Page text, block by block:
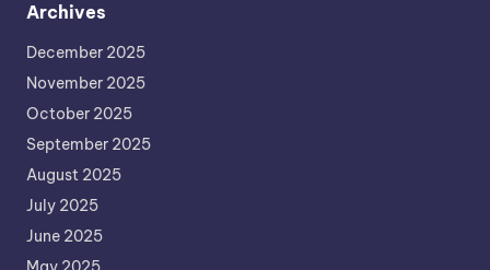
Archives
December 2025
November 2025
October 2025
September 2025
August 2025
July 2025
June 2025